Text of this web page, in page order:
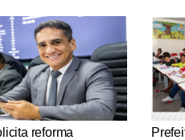
reforma
Notícias